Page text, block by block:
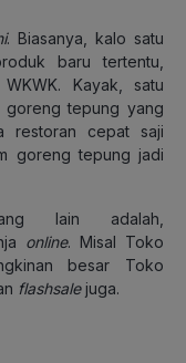
. Biasanya, kalo satu
baru tertentu,
Kayak, satu
goreng tepung yang
restoran cepat saji
goreng tepung jadi
lain adalah,
online. Misal Toko
besar Toko
flashsale juga.